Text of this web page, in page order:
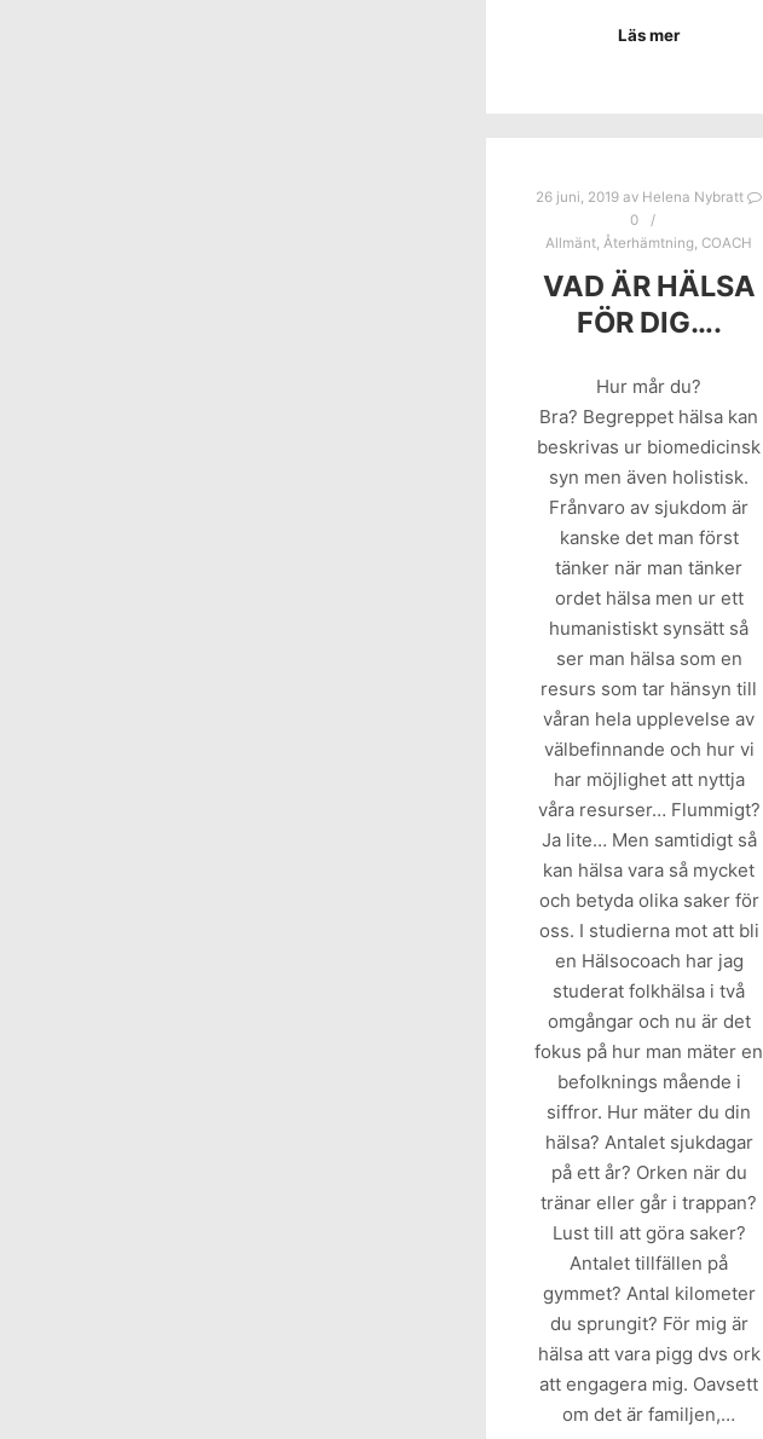
Läs mer
26 juni, 2019 av Helena Nybratt
0
Allmänt Återhämtning COACH
VAD ÄR HÄLSA
FÖR DIG….
Hur mår du?
Bra? Begreppet hälsa kan
beskrivas ur biomedicinsk
syn men även holistisk.
Frånvaro av sjukdom är
kanske det man först
tänker när man tänker
ordet hälsa men ur ett
humanistiskt synsätt så
ser man hälsa som en
resurs som tar hänsyn till
våran hela upplevelse av
välbefinnande och hur vi
har möjlighet att nyttja
våra resurser… Flummigt?
Ja lite… Men samtidigt så
kan hälsa vara så mycket
och betyda olika saker för
oss. I studierna mot att bli
en Hälsocoach har jag
studerat folkhälsa i två
omgångar och nu är det
fokus på hur man mäter en
befolknings mående i
siffror. Hur mäter du din
hälsa? Antalet sjukdagar
på ett år? Orken när du
tränar eller går i trappan?
Lust till att göra saker?
Antalet tillfällen på
gymmet? Antal kilometer
du sprungit? För mig är
hälsa att vara pigg dvs ork
att engagera mig. Oavsett
om det är familjen,…